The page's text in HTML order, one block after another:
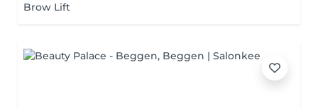
Brow Lift